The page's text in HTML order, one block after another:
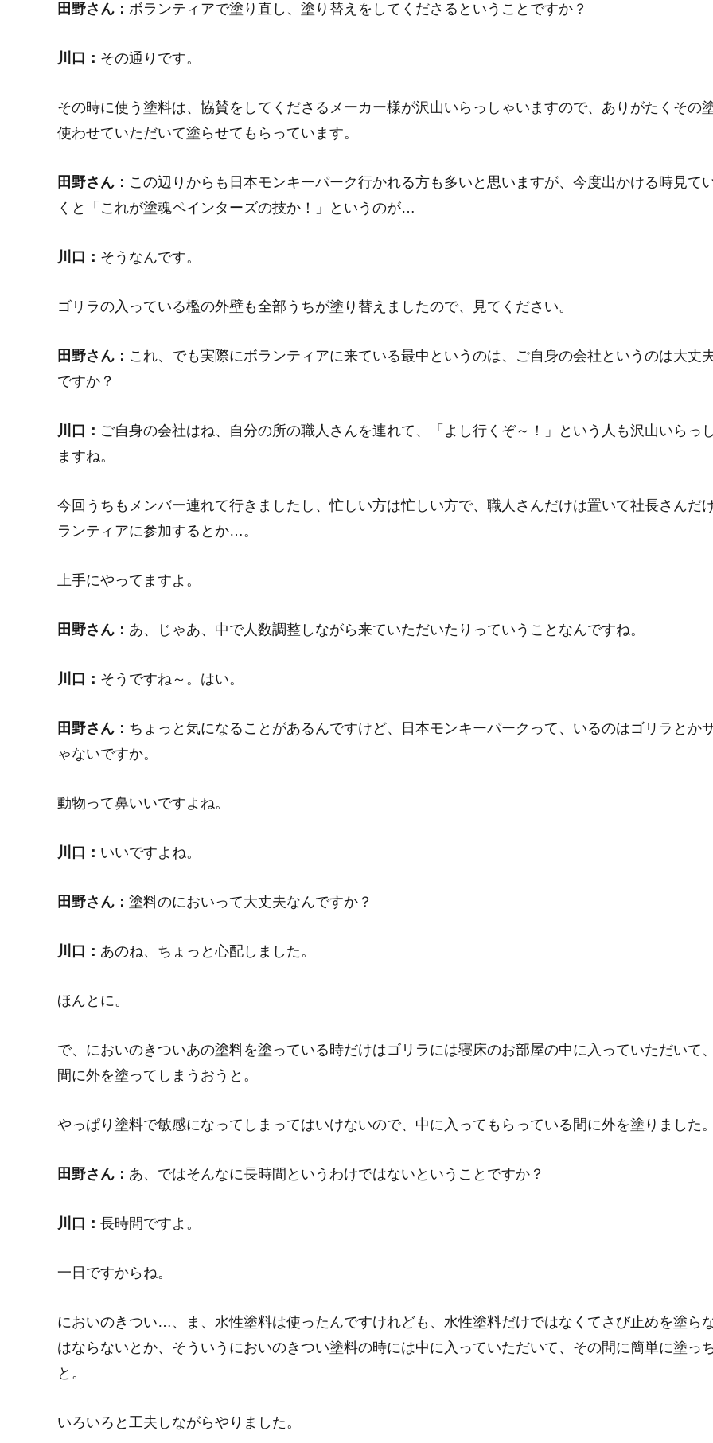
田野さん： ボランティアで塗り直し、塗り替えをしてくださるということですか？
川口： その通りです。
その時に使う塗料は、協賛をしてくださるメーカー様が沢山いらっしゃいますので、ありがたくその
使わせていただいて塗らせてもらっています。
田野さん： この辺りからも日本モンキーパーク行かれる方も多いと思いますが、今度出かける時見て
くと「これが塗魂ペインターズの技か！」というのが…
川口： そうなんです。
ゴリラの入っている檻の外壁も全部うちが塗り替えましたので、見てください。
田野さん： これ、でも実際にボランティアに来ている最中というのは、ご自身の会社というのは大丈
ですか？
川口： ご自身の会社はね、自分の所の職人さんを連れて、「よし行くぞ～！」という人も沢山いらっ
ますね。
今回うちもメンバー連れて行きましたし、忙しい方は忙しい方で、職人さんだけは置いて社長さんだ
ランティアに参加するとか…。
上手にやってますよ。
田野さん： あ、じゃあ、中で人数調整しながら来ていただいたりっていうことなんですね。
川口： そうですね～。はい。
田野さん： ちょっと気になることがあるんですけど、日本モンキーパークって、いるのはゴリラとか
ゃないですか。
動物って鼻いいですよね。
川口： いいですよね。
田野さん： 塗料のにおいって大丈夫なんですか？
川口： あのね、ちょっと心配しました。
ほんとに。
で、においのきついあの塗料を塗っている時だけはゴリラには寝床のお部屋の中に入っていただいて
間に外を塗ってしまうおうと。
やっぱり塗料で敏感になってしまってはいけないので、中に入ってもらっている間に外を塗りました
田野さん： あ、ではそんなに長時間というわけではないということですか？
川口： 長時間ですよ。
一日ですからね。
においのきつい…、ま、水性塗料は使ったんですけれども、水性塗料だけではなくてさび止めを塗ら
はならないとか、そういうにおいのきつい塗料の時には中に入っていただいて、その間に簡単に塗っ
と。
いろいろと工夫しながらやりました。